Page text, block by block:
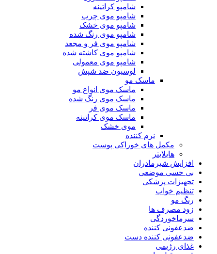
شامپو کراتینه
شامپو موی چرب
شامپو موی خشک
شامپو موی رنگ شده
شامپو موی فر و مجعد
شامپو موی کاشته شده
شامپو موی معمولی
لوسیون ضد شپش
ماسک مو
ماسک موی انواع مو
ماسک موی رنگ شده
ماسک موی فر
ماسک موی کراتینه
موی خشک
نرم کننده
مکمل های خوراکی پوست
هایلایتر
افزایش شیرمادران
بی حسی موضعی
تجهیزات پزشکی
تنظیم خواب
رنگ مو
زود مصرف ها
سرماخوردگی
ضدعفونی کننده
ضدعفونی کننده دست
غذای رژیمی